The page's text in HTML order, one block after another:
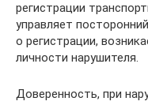
регистрации
управляет
о регистрации,
личности нарушителя.
Доверенность, при